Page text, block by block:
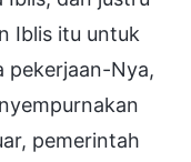
Iblis itu untuk
pekerjaan-Nya,
pemerintah